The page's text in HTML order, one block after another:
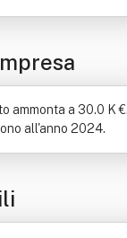
ammonta a 30.0 K
all'anno 2024.